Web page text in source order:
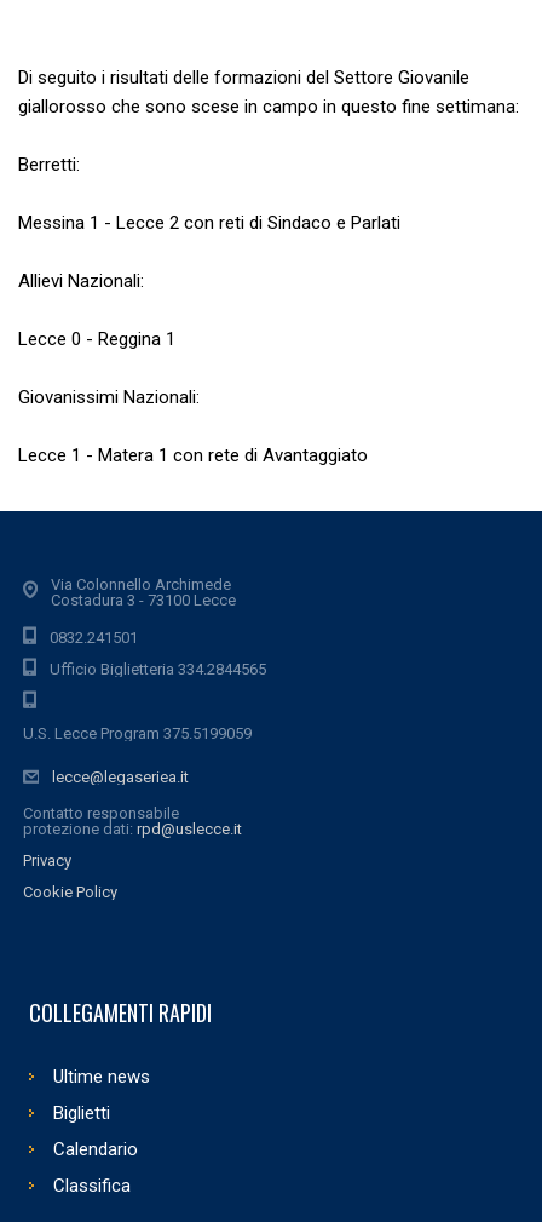
Di seguito i risultati delle formazioni del Settore Giovanile
giallorosso che sono scese in campo in questo fine settimana:
Berretti:
Messina 1 - Lecce 2 con reti di Sindaco e Parlati
Allievi Nazionali:
Lecce 0 - Reggina 1
Giovanissimi Nazionali:
Lecce 1 - Matera 1 con rete di Avantaggiato
Via Colonnello Archimede
Costadura 3 - 73100 Lecce
0832.241501
Ufficio Biglietteria 334.2844565
U.S. Lecce Program 375.5199059
lecce@legaseriea.it
Contatto responsabile
protezione dati: rpd@uslecce.it
Privacy
Cookie Policy
COLLEGAMENTI RAPIDI
Ultime news
Biglietti
Calendario
Classifica